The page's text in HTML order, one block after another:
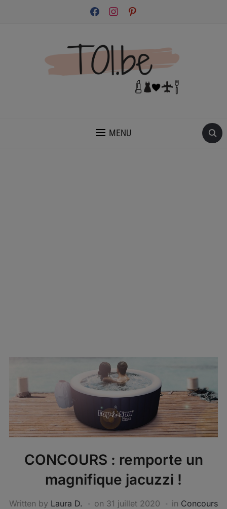
facebookinstagrampinterest
MENU
CONCOURS : remporte un
magnifique jacuzzi !
Written by Laura D. on 31 juillet 2020 in Concours